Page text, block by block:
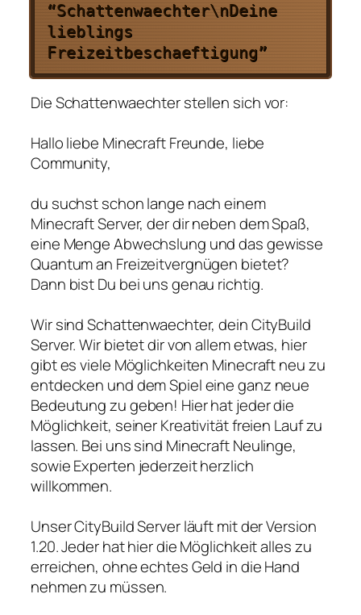
“Schattenwaechter\nDeine
lieblings
Freizeitbeschaeftigung”
Die Schattenwaechter stellen sich vor:
Hallo liebe Minecraft Freunde, liebe
Community,
du suchst schon lange nach einem
Minecraft Server, der dir neben dem Spaß,
eine Menge Abwechslung und das gewisse
Quantum an Freizeitvergnügen bietet?
Dann bist Du bei uns genau richtig.
Wir sind Schattenwaechter, dein CityBuild
Server. Wir bietet dir von allem etwas, hier
gibt es viele Möglichkeiten Minecraft neu zu
entdecken und dem Spiel eine ganz neue
Bedeutung zu geben! Hier hat jeder die
Möglichkeit, seiner Kreativität freien Lauf zu
lassen. Bei uns sind Minecraft Neulinge,
sowie Experten jederzeit herzlich
willkommen.
Unser CityBuild Server läuft mit der Version
1.20. Jeder hat hier die Möglichkeit alles zu
erreichen, ohne echtes Geld in die Hand
nehmen zu müssen.